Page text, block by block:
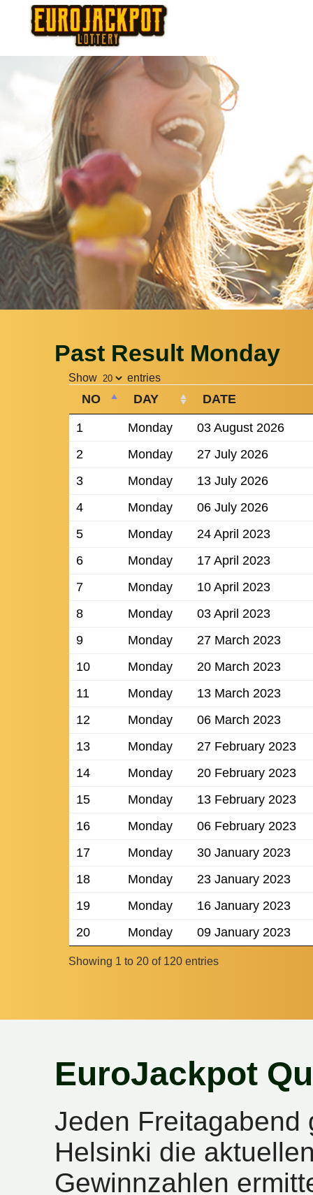
Past Result Monday
Show entries
NO DAY DATE
1 Monday
03 August 2026
2
Monday
27 July 2026
3
Monday
13 July 2026
4
Monday
06 July 2026
5
Monday
24 April 2023
6
Monday
17 April 2023
7
Monday
10 April 2023
8
Monday
03 April 2023
9
Monday
27 March 2023
10
Monday
20 March 2023
11
Monday
13 March 2023
12
Monday
06 March 2023
13
Monday
27 February 2023
14
Monday
20 February 2023
15
Monday
13 February 2023
16
Monday
06 February 2023
17
Monday
30 January 2023
18
Monday
23 January 2023
19
Monday
16 January 2023
20
Monday 09 January 2023
Showing 1 to 20 of 120 entries
EuroJackpot
Jeden Freitagabend
Helsinki die
Gewinnzahlen
Thursday